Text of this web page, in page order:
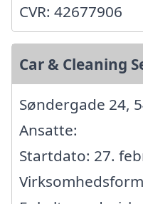
CVR: 42677906
Car & Cleaning
Søndergade 24,
Ansatte:
Startdato: 27.